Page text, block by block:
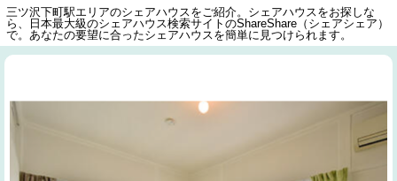
三ツ沢下町駅エリアのシェアハウスをご紹介。シェアハウスをお探しな
ら、日本最大級のシェアハウス検索サイトのShareShare（シェアシェア）
で。あなたの要望に合ったシェアハウスを簡単に見つけられます。